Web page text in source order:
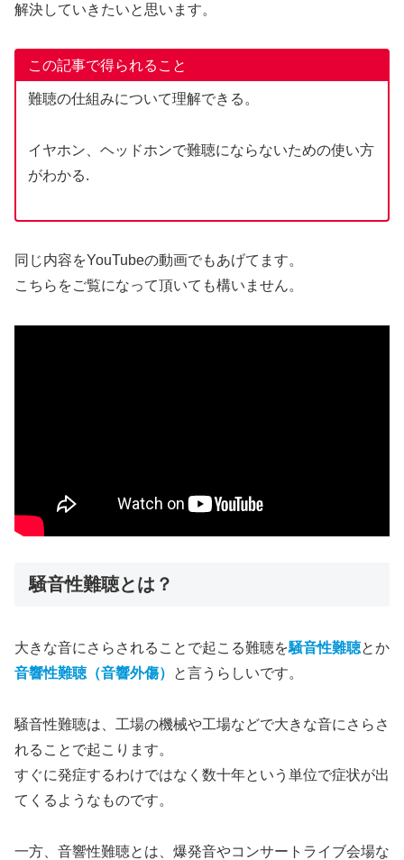
解決していきたいと思います。
この記事で得られること
難聴の仕組みについて理解できる。
イヤホン、ヘッドホンで難聴にならないための使い方
がわかる.
同じ内容をYouTubeの動画でもあげてます。
こちらをご覧になって頂いても構いません。
騒音性難聴とは？
大きな音にさらされることで起こる難聴を騒音性難聴とか
音響性難聴（音響外傷）
と言うらしいです。
騒音性難聴は、工場の機械や工場などで大きな音にさらさ
れることで起こります。
すぐに発症するわけではなく数十年という単位で症状が出
てくるようなものです。
一方、音響性難聴とは、爆発音やコンサートライブ会場な